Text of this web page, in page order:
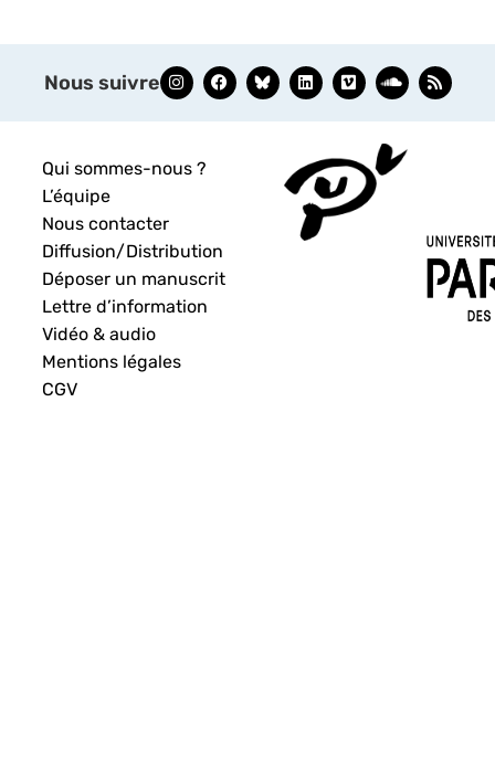
Nous suivre
Qui sommes-nous ?
L’équipe
Nous contacter
Diffusion/Distribution
Déposer un manuscrit
Lettre d’information
Vidéo & audio
Mentions légales
CGV